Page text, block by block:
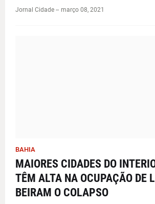
Jornal Cidade -- março 08, 2021
BAHIA
MAIORES CIDADES DO
TÊM ALTA NA OCUPAÇÃO DE
BEIRAM O COLAPSO